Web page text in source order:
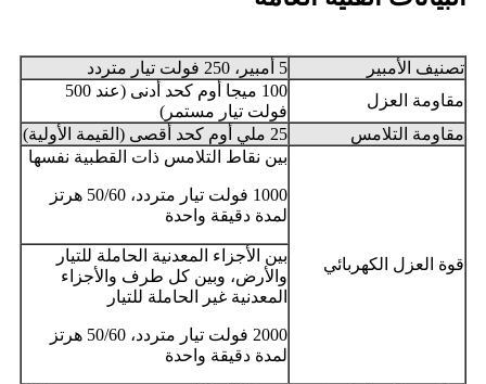
تصنيف الأمبير
5 أمبير، 250 فولت تيار متردد
مقاومة العزل
100 ميجا أوم كحد أدنى (عند 500
فولت تيار مستمر)
مقاومة التلامس
25 ملي أوم كحد أقصى (القيمة الأولية)
قوة العزل الكهربائي
بين نقاط التلامس ذات القطبية نفسها
1000 فولت تيار متردد، 50/60 هرتز
لمدة دقيقة واحدة
بين الأجزاء المعدنية الحاملة للتيار
والأرض، وبين كل طرف والأجزاء
المعدنية غير الحاملة للتيار
2000 فولت تيار متردد، 50/60 هرتز
لمدة دقيقة واحدة